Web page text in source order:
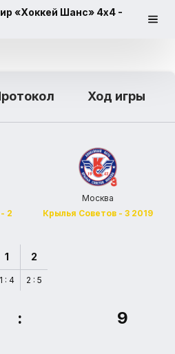
«Хоккей Шанс» 4x4 -
Ход игры
2
Москва
Крылья Советов - 3 2019
1
1 : 4
2
2 : 5
: 9